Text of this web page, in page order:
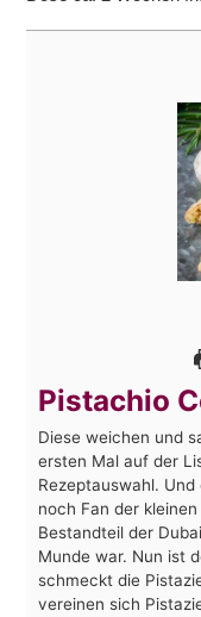
Pistachio
Diese weichen und
ersten Mal auf der
Rezeptauswahl.
noch Fan der
Bestandteil der
Munde war. Nun ist
schmeckt die
vereinen sich